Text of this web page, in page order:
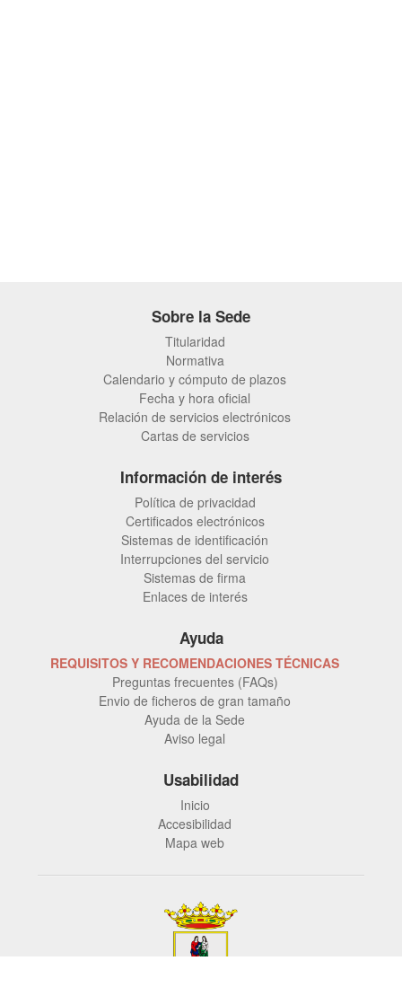
Sobre la Sede
Titularidad
Normativa
Calendario y cómputo de plazos
Fecha y hora oficial
Relación de servicios electrónicos
Cartas de servicios
Información de interés
Política de privacidad
Certificados electrónicos
Sistemas de identificación
Interrupciones del servicio
Sistemas de firma
Enlaces de interés
Ayuda
REQUISITOS Y RECOMENDACIONES TÉCNICAS
Preguntas frecuentes (FAQs)
Envio de ficheros de gran tamaño
Ayuda de la Sede
Aviso legal
Usabilidad
Inicio
Accesibilidad
Mapa web